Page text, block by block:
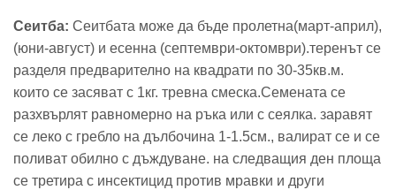
Сеитба: Сеитбата може да бъде пролетна(март-април),
(юни-август) и есенна (септември-октомври).теренът се
разделя предварително на квадрати по 30-35кв.м.
които се засяват с 1кг. тревна смеска.Семената се
разхвърлят равномерно на ръка или с сеялка. заравят
се леко с гребло на дълбочина 1-1.5см., валират се и се
поливат обилно с дъждуване. на следващия ден площа
се третира с инсектицид против мравки и други